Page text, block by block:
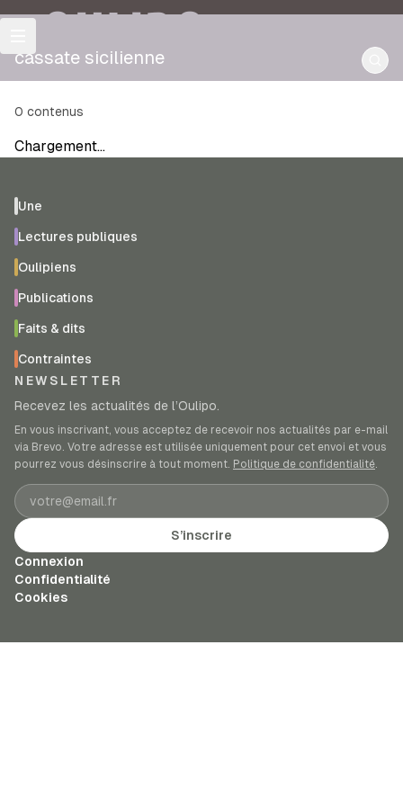
OULIPO
cassate sicilienne
0 contenus
Chargement…
Une
Lectures publiques
Oulipiens
Publications
Faits & dits
Contraintes
NEWSLETTER
Recevez les actualités de l’Oulipo.
En vous inscrivant, vous acceptez de recevoir nos actualités par e-mail
via Brevo. Votre adresse est utilisée uniquement pour cet envoi et vous
pourrez vous désinscrire à tout moment. Politique de confidentialité.
Adresse e-mail
S’inscrire
Connexion
Confidentialité
Cookies